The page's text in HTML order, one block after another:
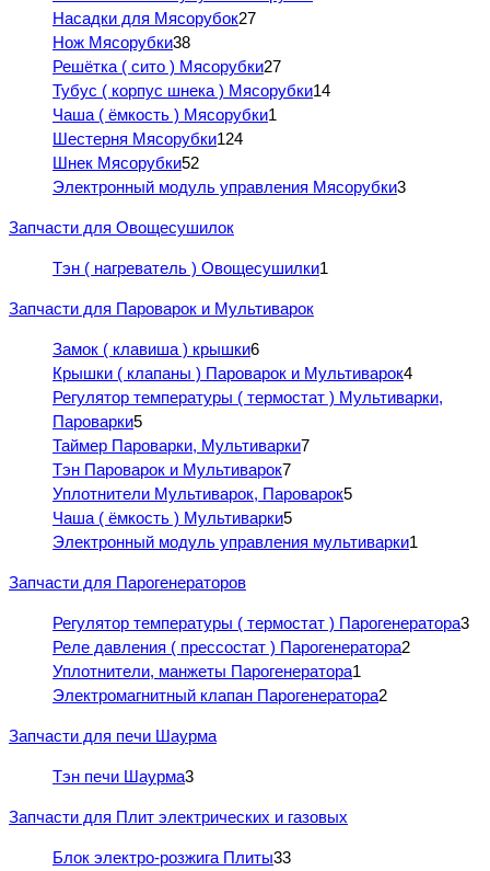
Насадки для Мясорубок27
Нож Мясорубки38
Решётка ( сито ) Мясорубки27
Тубус ( корпус шнека ) Мясорубки14
Чаша ( ёмкость ) Мясорубки1
Шестерня Мясорубки124
Шнек Мясорубки52
Электронный модуль управления Мясорубки3
Запчасти для Овощесушилок
Тэн ( нагреватель ) Овощесушилки1
Запчасти для Пароварок и Мультиварок
Замок ( клавиша ) крышки6
Крышки ( клапаны ) Пароварок и Мультиварок4
Регулятор температуры ( термостат ) Мультиварки,
Пароварки5
Таймер Пароварки, Мультиварки7
Тэн Пароварок и Мультиварок7
Уплотнители Мультиварок, Пароварок5
Чаша ( ёмкость ) Мультиварки5
Электронный модуль управления мультиварки1
Запчасти для Парогенераторов
Регулятор температуры ( термостат ) Парогенератора3
Реле давления ( прессостат ) Парогенератора2
Уплотнители, манжеты Парогенератора1
Электромагнитный клапан Парогенератора2
Запчасти для печи Шаурма
Тэн печи Шаурма3
Запчасти для Плит электрических и газовых
Блок электро-розжига Плиты33